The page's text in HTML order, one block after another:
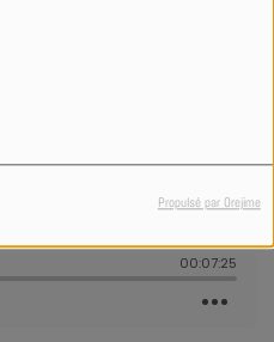
Propulsé par Orejime
je m’endormais, je me voyais